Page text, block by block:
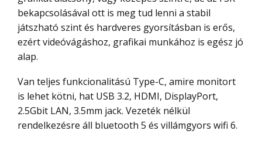
bekapcsolásával ott is meg tud lenni a stabil
játszható szint és hardveres gyorsításban is erős,
ezért videóvágáshoz, grafikai munkához is egész jó
alap.
Van teljes funkcionalitású Type-C, amire monitort
is lehet kötni, hat USB 3.2, HDMI, DisplayPort,
2.5Gbit LAN, 3.5mm jack. Vezeték nélkül
rendelkezésre áll bluetooth 5 és villámgyors wifi 6.